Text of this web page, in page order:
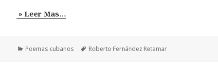
» Leer Mas…
Categorías
Poemas cubanos Etiquetas
Roberto Fernández Retamar